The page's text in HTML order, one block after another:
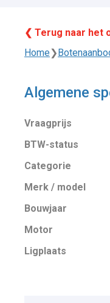
❮ Terug naar het
Home❯
Algemene
Vraagprijs
BTW-status
Categorie
Merk / model
Bouwjaar
Motor
Ligplaats